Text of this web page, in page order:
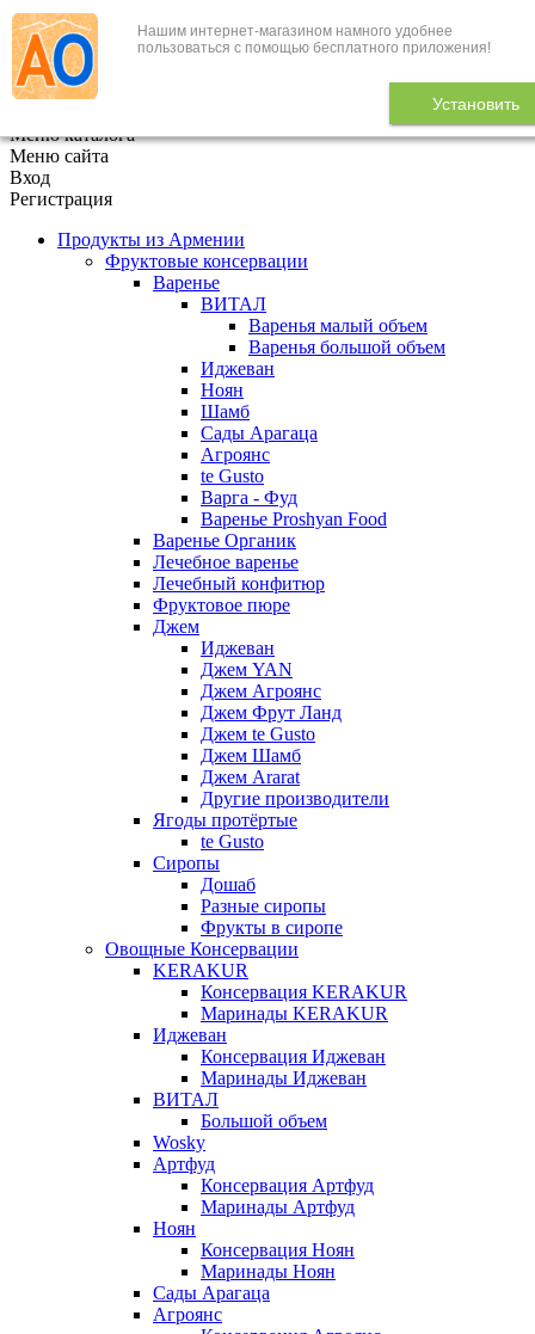
Нашим интернет-магазином намного удобнее
пользоваться с помощью бесплатного приложения!
Установить
+7 (495) 646-888-1
В корзине 0
Меню каталога
Меню сайта
Вход
Регистрация
Продукты из Армении
Фруктовые консервации
Варенье
ВИТАЛ
Варенья малый объем
Варенья большой объем
Иджеван
Ноян
Шамб
Сады Арагаца
Агроянс
te Gusto
Варга - Фуд
Варенье Proshyan Food
Варенье Органик
Лечебное варенье
Лечебный конфитюр
Фруктовое пюре
Джем
Иджеван
Джем YAN
Джем Агроянс
Джем Фрут Ланд
Джем te Gusto
Джем Шамб
Джем Ararat
Другие производители
Ягоды протёртые
te Gusto
Сиропы
Дошаб
Разные сиропы
Фрукты в сиропе
Овощные Консервации
KERAKUR
Консервация KERAKUR
Маринады KERAKUR
Иджеван
Консервация Иджеван
Маринады Иджеван
ВИТАЛ
Большой объем
Wosky
Артфуд
Консервация Артфуд
Маринады Артфуд
Ноян
Консервация Ноян
Маринады Ноян
Сады Арагаца
Агроянс